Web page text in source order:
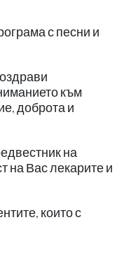
с песни и
към
доброта и
на
на Вас лекарите и
които с